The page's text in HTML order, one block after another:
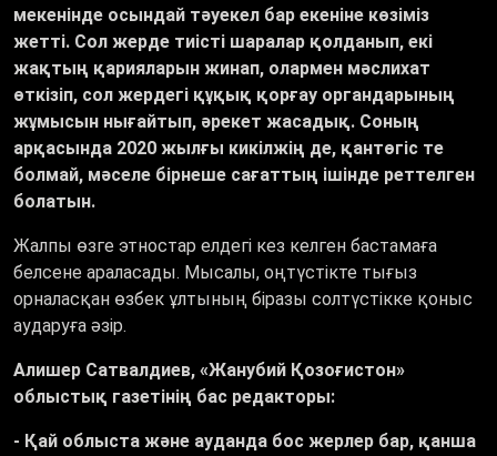
мекенінде осындай тәуекел бар екеніне көзіміз
жетті. Сол жерде тиісті шаралар қолданып, екі
жақтың қарияларын жинап, олармен мәслихат
өткізіп, сол жердегі құқық қорғау органдарының
жұмысын нығайтып, әрекет жасадық. Соның
арқасында 2020 жылғы кикілжің де, қантөгіс те
болмай, мәселе бірнеше сағаттың ішінде реттелген
болатын.
Жалпы өзге этностар елдегі кез келген бастамаға
белсене араласады. Мысалы, оңтүстікте тығыз
орналасқан өзбек ұлтының біразы солтүстікке қоныс
аударуға әзір.
Алишер Сатвалдиев, «Жанубий Қозоғистон»
облыстық газетінің бас редакторы:
- Қай облыста және ауданда бос жерлер бар, қанша